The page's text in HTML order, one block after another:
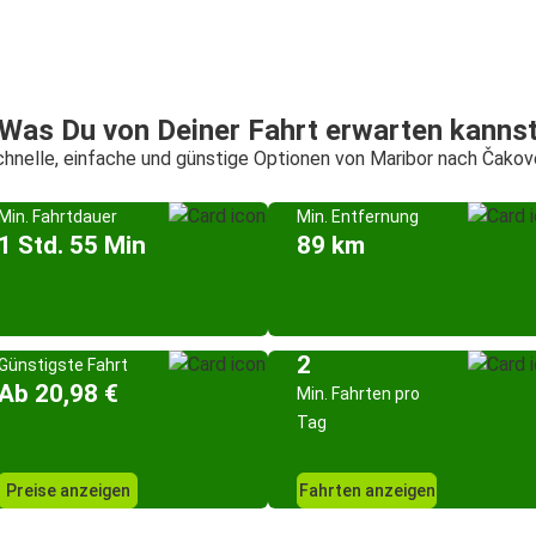
Du von Deiner Fahrt erwarten kannst
einfache und günstige Optionen von Maribor nach
Fahrtdauer
Std. 55 Min
Min. Entfernung
89 km
Fahrt
20,98 €
Preise anzeigen
2
Min. Fahrten pro
Tag
Fahrten anzeigen